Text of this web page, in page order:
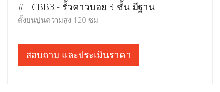
#H.CBB3 - รั้วคาวบอย 3 ชั้น มีฐาน
ตั้งบนปูนความสูง 120 ซม
สอบถาม และประเมินราคา